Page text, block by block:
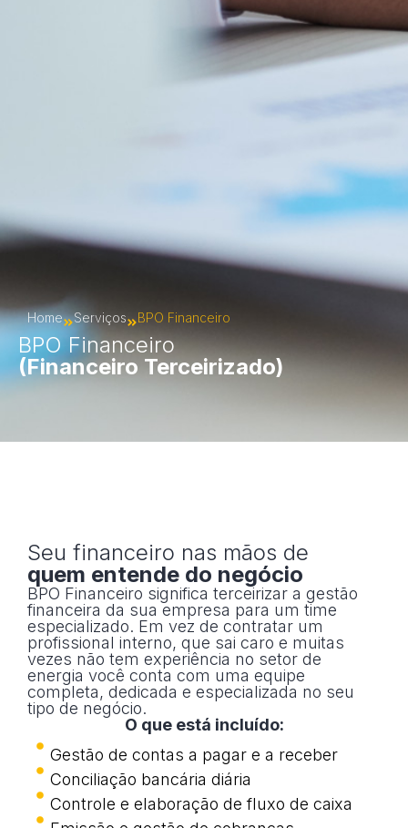
Home Serviços BPO Financeiro
BPO Financeiro
(Financeiro Terceirizado)
Seu financeiro nas mãos de
quem entende do negócio
BPO Financeiro significa terceirizar a gestão
financeira da sua empresa para um time
especializado. Em vez de contratar um
profissional interno, que sai caro e muitas
vezes não tem experiência no setor de
energia você conta com uma equipe
completa, dedicada e especializada no seu
tipo de negócio.
O que está incluído:
Gestão de contas a pagar e a receber
Conciliação bancária diária
Controle e elaboração de fluxo de caixa